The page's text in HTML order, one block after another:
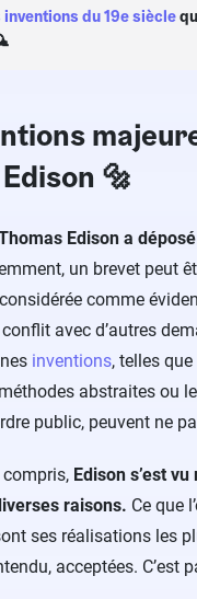
inventions du 19e siècle
🔩
Edison a
un brevet peut
comme
avec d’autres
inventions, telles
abstraites ou
public, peuvent ne
compris, Edison s’est
raisons. Ce que
ses réalisations les
acceptées. C’est